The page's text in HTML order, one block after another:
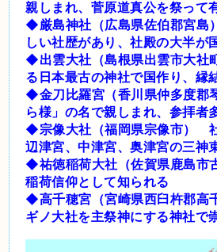
親しまれ、菅原道真公を祭って
◆厳島神社（広島県佐伯郡宮
しい社歴があり、社殿の大半が
◆出雲大社（島根県出雲市大
る日本最古の神社で国作り、縁
◆金刀比羅宮（香川県仲多度
ら様」の名で親しまれ、参拝者
◆宗像大社（福岡県宗像市） 社
辺津宮、中津宮、奥津宮の三神
◆祐徳稲荷大社（佐賀県鹿島
稲荷信仰として知られる
◆高千穂宮（宮崎県西臼杵郡
ギノ大社を主祭神にする神社で